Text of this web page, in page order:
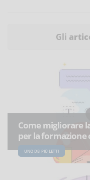
Gli
Come migliorare
per la formazione
UNO DEI PIÙ LETTI